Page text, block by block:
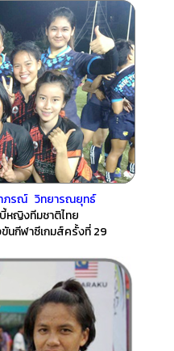
าภรณ์ วิทยารณยุทธ์
หญิงทีมชาติไทย
ขันกีฬาซีเกมส์ครั้งที่ 29